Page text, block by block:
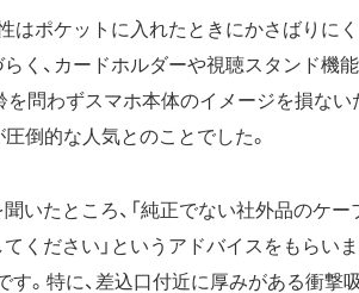
はポケットに入れたときにかさばりに
く、カードホルダーや視聴スタンド機
問わずスマホ本体のイメージを損な
倒的な人気とのことでした。
いたところ、「純正でない社外品のケ
ください」というアドバイスをもらい
。特に、差込口付近に厚みがある衝撃